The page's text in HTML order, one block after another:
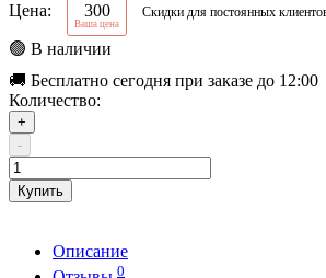
Цена: 300
Ваша цена
Скидки для постоянных
🟢 В наличии
🚚 Бесплатно сегодня при заказе до 12:00
Количество:
+
-
Купить
Описание
0